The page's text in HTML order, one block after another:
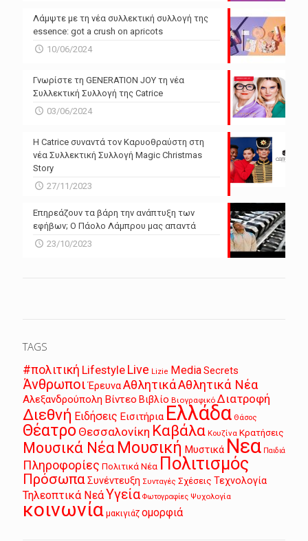
Λάμψτε με τη νέα συλλεκτική συλλογή της
essence: got a crush on apricots
10/06/2024
Γνωρίστε τη GENERATION JOY τη νέα
Συλλεκτική Συλλογή της Catrice
03/06/2024
Η Catrice συναντά τον Καρυοθραύστη στη
νέα Συλλεκτική Συλλογή Magic Christmas
Story
27/11/2023
Επηρεάζουν τα βάρη την ανάπτυξη των
εφήβων; Ο Πάολο Λάμπρου μας απαντά
23/10/2023
TAGS
#πολιτική Lifestyle Live Lizie MediaSecrets
Άνθρωποι ΈρευναΑθλητικάΑθλητικά Νέα
Αλεξανδρούπολη Βίντεο Βιβλίο Βιογραφικό Διατροφή
Διεθνή Ειδήσεις Εισιτήρια Ελλάδα Θάσος
Θέατρο Θεσσαλονίκη Καβάλα Κουζίνα Κρατήσεις
Μουσικά Νέα Μουσική Μυστικά Νεα Παιδιά
Πληροφορίες Πολιτικά Νέα Πολιτισμός
ΠρόσωπαΣυνέντευξη Συνταγές Σχέσεις Τεχνολογία
Τηλεοπτικά ΝεάΥγεία Φωτογραφίες Ψυχολογία
κοινωνία μακιγιάζ ομορφιά